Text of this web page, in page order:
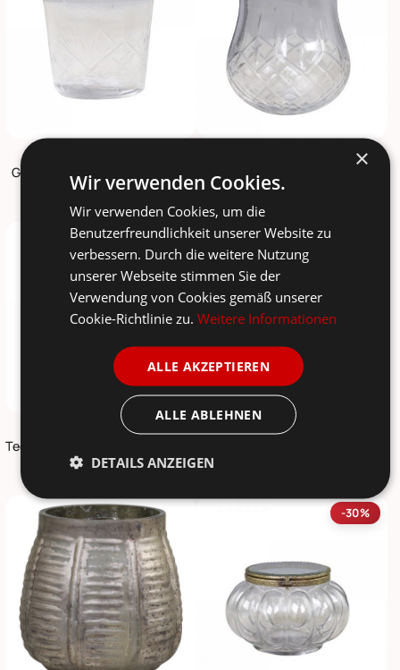
Glas Teelichthalter mit Schliff
-59%
CHIC ANTIQUE
7,90 € 3,20 €
CHIC ANTIQUE
-30%
×
Wir verwenden Cookies.
Wir verwenden Cookies, um die
Benutzerfreundlichkeit unserer Website zu
verbessern. Durch die weitere Nutzung
unserer Webseite stimmen Sie der
Verwendung von Cookies gemäß unserer
Cookie-Richtlinie zu. Weitere Informationen
ALLE AKZEPTIEREN
ALLE ABLEHNEN
DETAILS ANZEIGEN